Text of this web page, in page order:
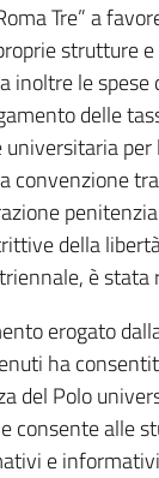
Tre” a
strutture
le spese
delle
convenzione
della
è
erogato
ha
del Polo
consente alle
e